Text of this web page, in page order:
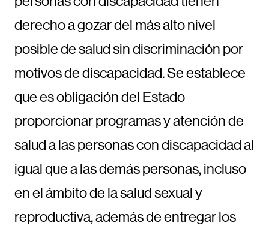
derecho a gozar del más alto nivel
posible de salud sin discriminación por
motivos de discapacidad. Se establece
que es obligación del Estado
proporcionar programas y atención de
salud a las personas con discapacidad al
igual que a las demás personas, incluso
en el ámbito de la salud sexual y
reproductiva, además de entregar los